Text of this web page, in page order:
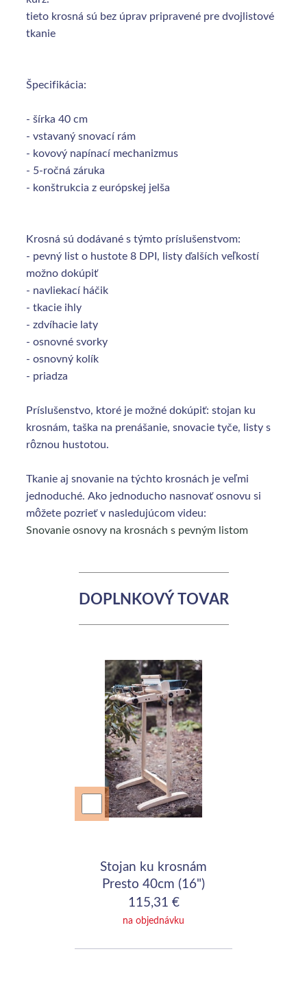
tieto krosná sú bez úprav pripravené pre dvojlistové
tkanie
Špecifikácia:
- šírka 40 cm
- vstavaný snovací rám
- kovový napínací mechanizmus
- 5-ročná záruka
- konštrukcia z európskej jelša
Krosná sú dodávané s týmto príslušenstvom:
- pevný list o hustote 8 DPI, listy ďalších veľkostí
možno dokúpiť
- navliekací háčik
- tkacie ihly
- zdvíhacie laty
- osnovné svorky
- osnovný kolík
- priadza
Príslušenstvo, ktoré je možné dokúpiť: stojan ku
krosnám, taška na prenášanie, snovacie tyče, listy s
rôznou hustotou.
Tkanie aj snovanie na týchto krosnách je veľmi
jednoduché. Ako jednoducho nasnovať osnovu si
môžete pozrieť v nasledujúcom videu:
Snovanie osnovy na krosnách s pevným listom
DOPLNKOVÝ TOVAR
Stojan ku krosnám
Presto 40cm (16")
115,31 €
na objednávku